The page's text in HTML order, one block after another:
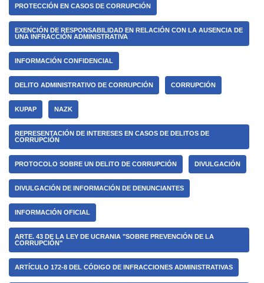
PROTECCIÓN EN CASOS DE CORRUPCIÓN
EXENCIÓN DE RESPONSABILIDAD EN RELACIÓN CON LA AUSENCIA DE
UNA INFRACCIÓN ADMINISTRATIVA
INFORMACIÓN CONFIDENCIAL
DELITO ADMINISTRATIVO DE CORRUPCIÓN CORRUPCIÓN
KUPAP NAZK
REPRESENTACIÓN DE INTERESES EN CASOS DE DELITOS DE
CORRUPCIÓN
PROTOCOLO SOBRE UN DELITO DE CORRUPCIÓN DIVULGACIÓN
DIVULGACIÓN DE INFORMACIÓN DE DENUNCIANTES
INFORMACIÓN OFICIAL
ARTE. 43 DE LA LEY DE UCRANIA "SOBRE PREVENCIÓN DE LA
CORRUPCIÓN"
ARTÍCULO 172-8 DEL CÓDIGO DE INFRACCIONES ADMINISTRATIVAS